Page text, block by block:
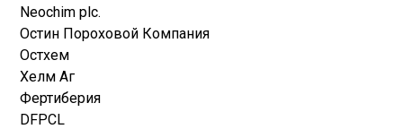
Neochim plc.
Остин Пороховой Компания
Остхем
Хелм Аг
Фертиберия
DFPCL